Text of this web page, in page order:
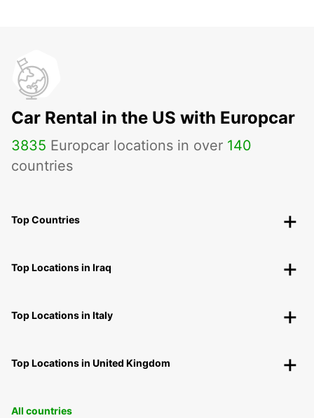
Car Rental in the US with Europcar
3835 Europcar locations in over 140
countries
Top Countries
Top Locations in Iraq
Top Locations in Italy
Top Locations in United Kingdom
All countries